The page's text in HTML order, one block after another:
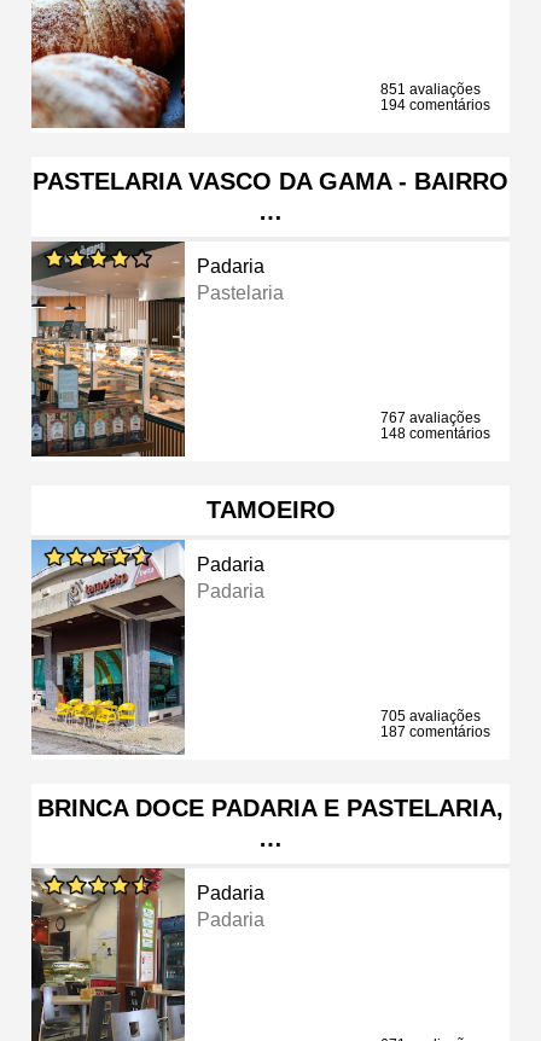
851 avaliações
194 comentários
PASTELARIA VASCO DA GAMA - BAIRRO
…
Padaria
Pastelaria
767 avaliações
148 comentários
TAMOEIRO
Padaria
Padaria
705 avaliações
187 comentários
BRINCA DOCE PADARIA E PASTELARIA,
…
Padaria
Padaria